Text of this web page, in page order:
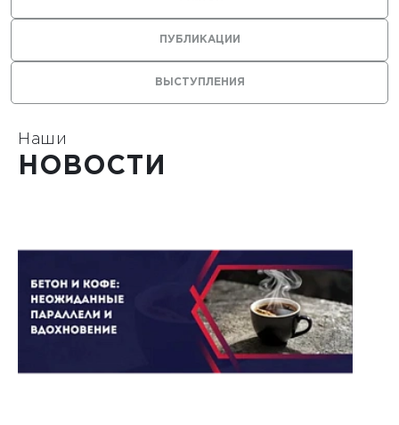
г.
1
ВЫСТУПЛЕНИЯ
ПУБЛИКАЦИИ
Наши
НОВОСТИ